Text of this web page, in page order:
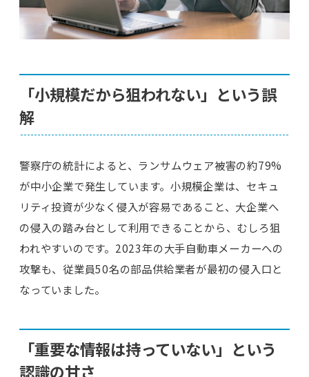
「小規模だから狙われない」という誤
解
警察庁の統計によると、ランサムウェア被害の約79%
が中小企業で発生しています。小規模企業は、セキュ
リティ投資が少なく侵入が容易であること、大企業へ
の侵入の踏み台として利用できることから、むしろ狙
われやすいのです。2023年の大手自動車メーカーへの
攻撃も、従業員50名の部品供給業者が最初の侵入口と
なっていました。
「重要な情報は持っていない」という
認識の甘さ